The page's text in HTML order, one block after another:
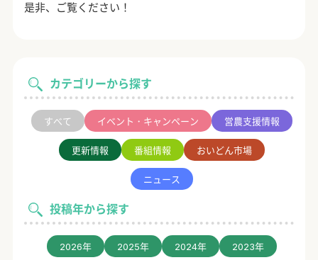
カテゴリーから探す
すべて イベント・キャンペーン 営農支援情報
更新情報 番組情報 おいどん市場
ニュース
投稿年から探す
2026年 2025年 2024年 2023年
是非、ご覧ください！